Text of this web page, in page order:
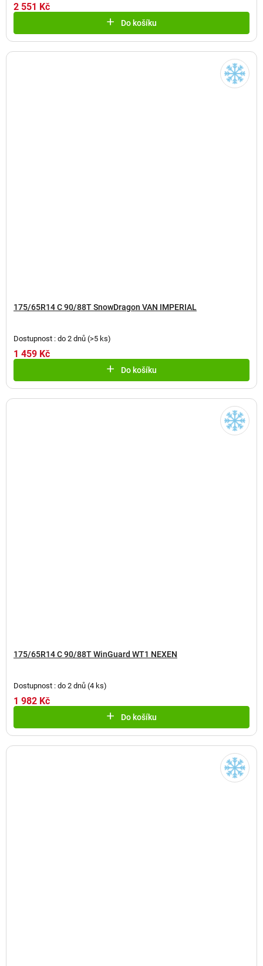
2 551 Kč
Do košíku
175/65R14 C 90/88T SnowDragon VAN IMPERIAL
Dostupnost : do 2 dnů (>5 ks)
1 459 Kč
Do košíku
175/65R14 C 90/88T WinGuard WT1 NEXEN
Dostupnost : do 2 dnů (4 ks)
1 982 Kč
Do košíku